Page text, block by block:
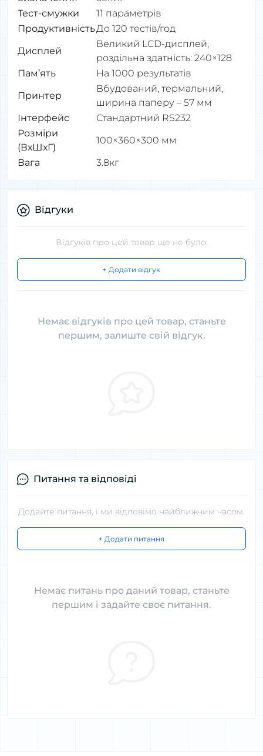
Тест-смужки
11 параметрів
ПродуктивністьДо 120 тестів/год
Дисплей
Великий LCD-дисплей,
роздільна здатність: 240×128
Пам’ять
На 1000 результатів
Принтер
Вбудований, термальний,
ширина паперу – 57 мм
Інтерфейс
Стандартний RS232
Розміри
(ВхШхГ)
100×360×300 мм
Вага 3.8кг
Відгуки
Відгуків про цей товар ще не було.
+ Додати відгук
Немає відгуків про цей товар, станьте
першим, залиште свій відгук.
Питання та відповіді
Додайте питання, і ми відповімо найближчим часом.
+ Додати питання
Немає питань про даний товар, станьте
першим і задайте своє питання.